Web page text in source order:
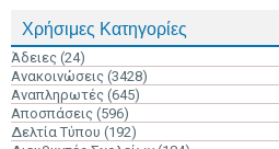
Χρήσιμες Κατηγορίες
Άδειες (24)
Ανακοινώσεις (3428)
Αναπληρωτές (645)
Αποσπάσεις (596)
Δελτία Τύπου (192)